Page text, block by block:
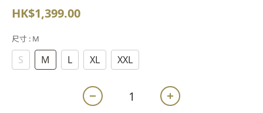
HK$1,399.00
尺寸 : M
S M L XL XXL